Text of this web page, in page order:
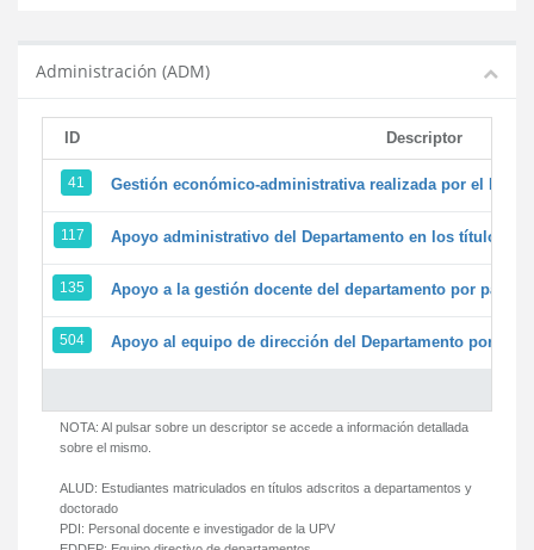
Administración (ADM)
ID Descriptor
41 Gestión económico-administrativa realizada por el
117 Apoyo administrativo del Departamento en los títulos de
135 Apoyo a la gestión docente del departamento por parte
504 Apoyo al equipo de dirección del Departamento por
NOTA: Al pulsar sobre un descriptor se accede a información detallada
sobre el mismo.
ALUD: Estudiantes matriculados en títulos adscritos a departamentos y
doctorado
PDI: Personal docente e investigador de la UPV